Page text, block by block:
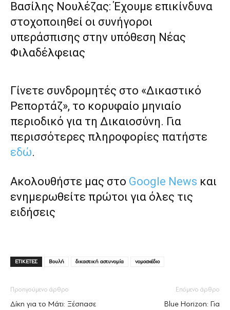
Βασίλης Νουλέζας: Έχουμε επικίνδυνα
στοχοποιηθεί οι συνήγοροι
υπεράσπισης στην υπόθεση Νέας
Φιλαδέλφειας
Γίνετε συνδρομητές στο «Δικαστικό
Ρεπορτάζ», το κορυφαίο μηνιαίο
περιοδικό για τη Δικαιοσύνη. Για
περισσότερες πληροφορίες πατήστε
εδώ.
Ακολουθήστε μας στο Google News και
ενημερωθείτε πρώτοι για όλες τις
ειδήσεις
ΕΤΙΚΕΤΕΣ Βουλή δικαστική αστυνομία νομοσχέδιο
Προηγούμενο άρθρο
Δίκη για το Μάτι: Ξέσπασε
Επόμενο άρθρο
Blue Horizon: Για